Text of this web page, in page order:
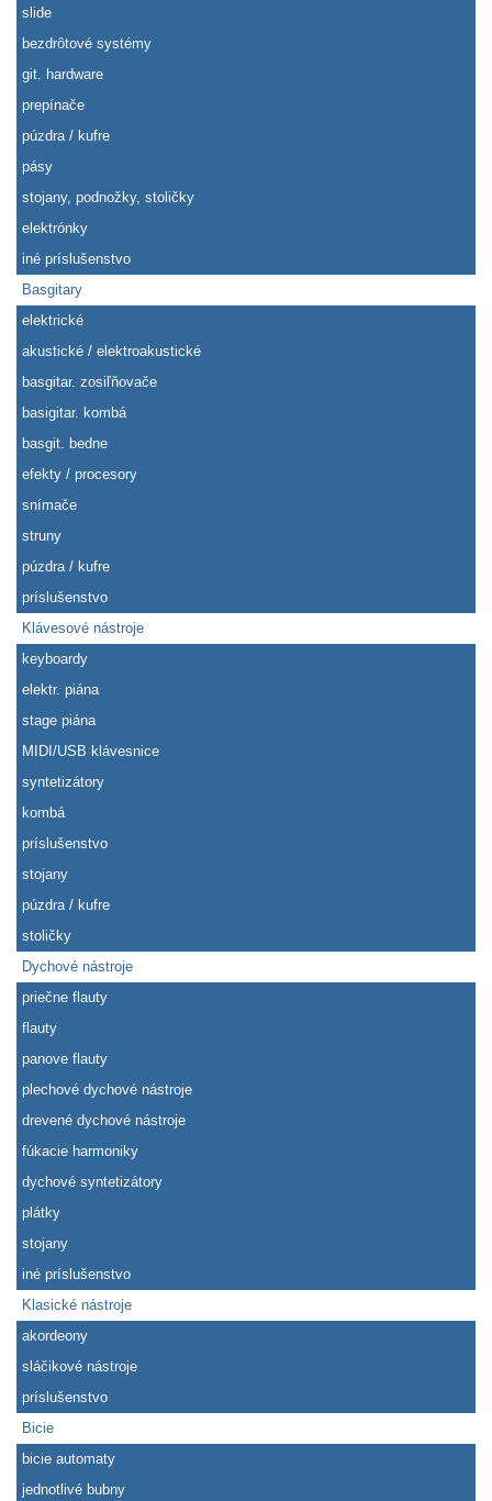
slide
bezdrôtové systémy
git. hardware
prepínače
púzdra / kufre
pásy
stojany, podnožky, stoličky
elektrónky
iné príslušenstvo
Basgitary
elektrické
akustické / elektroakustické
basgitar. zosiľňovače
basigitar. kombá
basgit. bedne
efekty / procesory
snímače
struny
púzdra / kufre
príslušenstvo
Klávesové nástroje
keyboardy
elektr. piána
stage piána
MIDI/USB klávesnice
syntetizátory
kombá
príslušenstvo
stojany
púzdra / kufre
stoličky
Dychové nástroje
priečne flauty
flauty
panove flauty
plechové dychové nástroje
drevené dychové nástroje
fúkacie harmoniky
dychové syntetizátory
plátky
stojany
iné príslušenstvo
Klasické nástroje
akordeony
sláčikové nástroje
príslušenstvo
Bicie
bicie automaty
jednotlivé bubny